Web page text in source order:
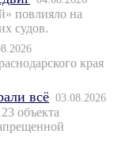
повлияло на
судов.
края
всё 03.08.2026
объекта